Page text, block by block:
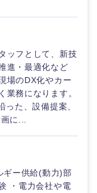
ッフとして、新技
進・最適化など
場のDX化やカー
業務になります。
た、設備提案、
に...
ギー供給(動力)部
・電力会社や電